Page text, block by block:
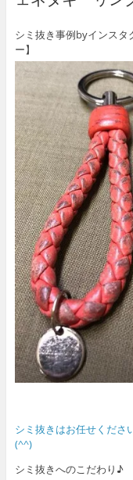
シミ抜き事例byインスタ
ー】
シミ抜きはお任せくださ
(^^)
シミ抜きへのこだわり♪